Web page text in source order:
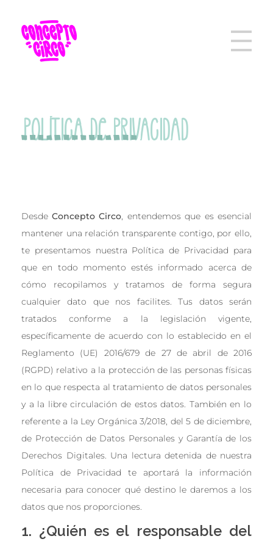
POLÍTICA DE PRIVACIDAD
Desde Concepto Circo, entendemos que es esencial
mantener una relación transparente contigo, por ello,
te presentamos nuestra Política de Privacidad para
que en todo momento estés informado acerca de
cómo recopilamos y tratamos de forma segura
cualquier dato que nos facilites. Tus datos serán
tratados conforme a la legislación vigente,
específicamente de acuerdo con lo establecido en el
Reglamento (UE) 2016/679 de 27 de abril de 2016
(RGPD) relativo a la protección de las personas físicas
en lo que respecta al tratamiento de datos personales
y a la libre circulación de estos datos. También en lo
referente a la Ley Orgánica 3/2018, del 5 de diciembre,
de Protección de Datos Personales y Garantía de los
Derechos Digitales. Una lectura detenida de nuestra
Política de Privacidad te aportará la información
necesaria para conocer qué destino le daremos a los
datos que nos proporciones.
1. ¿Quién es el responsable del